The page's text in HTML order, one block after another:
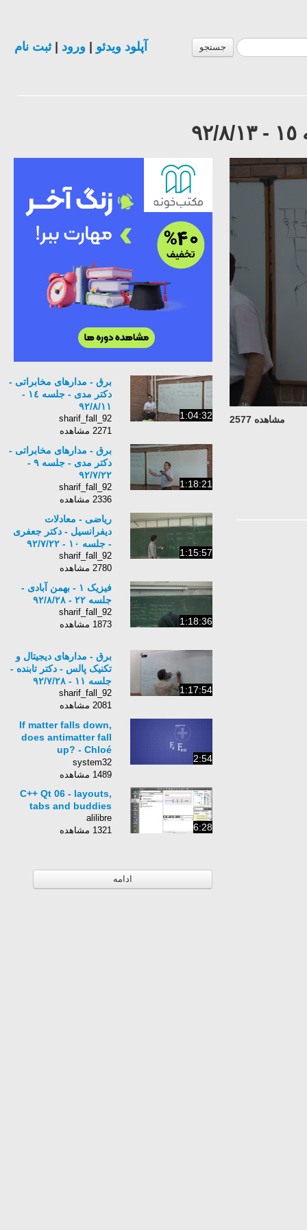
جستجو آپلود ویدئو ورود |ثبت نام
مشاهده 2577 1:04:32
برق - مدارهای مخابراتی -
دکتر مدی - جلسه ١٤ -
٩٢/٨/١١
sharif_fall_92
2271 مشاهده
1:18:21
برق - مدارهای مخابراتی -
دکتر مدی - جلسه ٩ -
٩٢/٧/٢٢
sharif_fall_92
2336 مشاهده
1:15:57
ریاضی - معادلات
دیفرانسیل - دکتر جعفری
- جلسه ١٠ - ٩٢/٧/٢٢
sharif_fall_92
2780 مشاهده
1:18:36
فیزیک ١ - بهمن آبادی -
جلسه ٢٢ - ٩٢/٨/٢٨
sharif_fall_92
1873 مشاهده
1:17:54
برق - مدارهای دیجیتال و
تکنیک پالس - دکتر تابنده -
جلسه ١١ - ٩٢/٧/٢٨
sharif_fall_92
2081 مشاهده
2:54
If matter falls down,
does antimatter fall
up? - Chloé
Malbrunot
system32
1489 مشاهده
6:28
C++ Qt 06 - layouts,
tabs and buddies
alilibre
1321 مشاهده
ادامه